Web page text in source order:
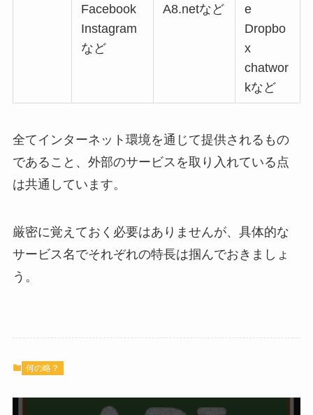
Facebook
Instagram
など
A8.netなど
e
Dropbo
x
chatwor
kなど
全てインターネット環境を通じて提供されるもの
であること、外部のサービスを取り入れている点
は共通しています。
厳密に覚えておく必要はありませんが、具体的な
サービス名でそれぞれの特長は掴んでおきましょ
う。
何の略？